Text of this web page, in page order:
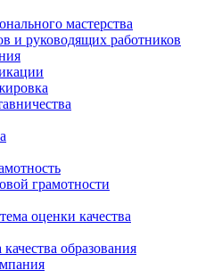
мастерства
и руководящих работников
грамотности
оценки качества
образования